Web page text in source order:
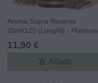
Aroma Supra Reserve
20ml/120 (Longfill) - Platinum
Tobaccos By Bombo Core
Edition
11,90 €
add_shopping_cart Añadir